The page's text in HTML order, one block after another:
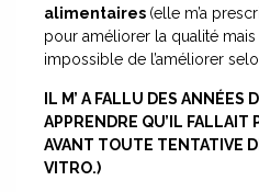
alimentaires (elle m’a
pour améliorer la qualité mais
impossible de l’améliorer
IL M’ A FALLU DES ANNÉES
APPRENDRE QU’IL FALLAIT
AVANT TOUTE TENTATIVE
VITRO.)